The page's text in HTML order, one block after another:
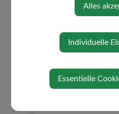
BAUEN/WOHNEN
FINANZ ONLINE
FÖRDERUNGEN
LEBENSLAGEN
Alles
Individuelle
Essentielle